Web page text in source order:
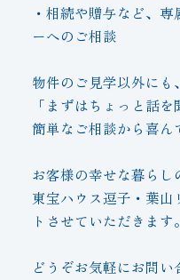
・相続や贈与など、
ーへのご相談
物件のご見学以外にも、
「まずはちょっと話
簡単なご相談から喜ん
お客様の幸せな暮らし
東宝ハウス逗子・葉
トさせていただきます。
どうぞお気軽にお問い